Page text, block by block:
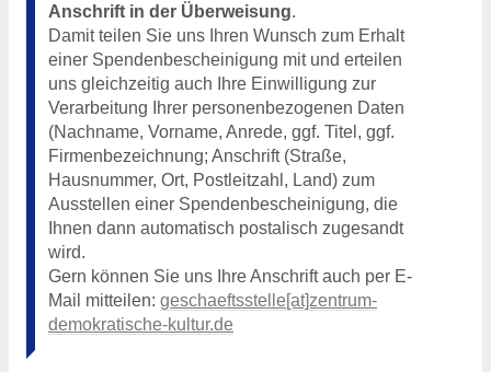
Anschrift in der Überweisung.
Damit teilen Sie uns Ihren Wunsch zum Erhalt
einer Spendenbescheinigung mit und erteilen
uns gleichzeitig auch Ihre Einwilligung zur
Verarbeitung Ihrer personenbezogenen Daten
(Nachname, Vorname, Anrede, ggf. Titel, ggf.
Firmenbezeichnung; Anschrift (Straße,
Hausnummer, Ort, Postleitzahl, Land) zum
Ausstellen einer Spendenbescheinigung, die
Ihnen dann automatisch postalisch zugesandt
wird.
Gern können Sie uns Ihre Anschrift auch per E-
Mail mitteilen: geschaeftsstelle[at]zentrum-
demokratische-kultur.de